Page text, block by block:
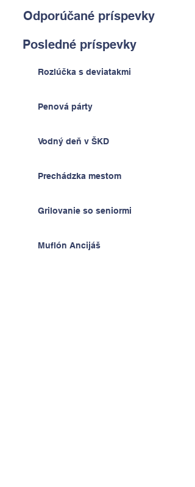
Odporúčané príspevky
Posledné príspevky
Rozlúčka s deviatakmi
Penová párty
Vodný deň v ŠKD
Prechádzka mestom
Grilovanie so seniormi
Muflón Ancijáš